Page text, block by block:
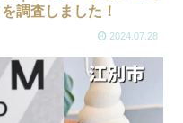
調査しました！
2024.07.28